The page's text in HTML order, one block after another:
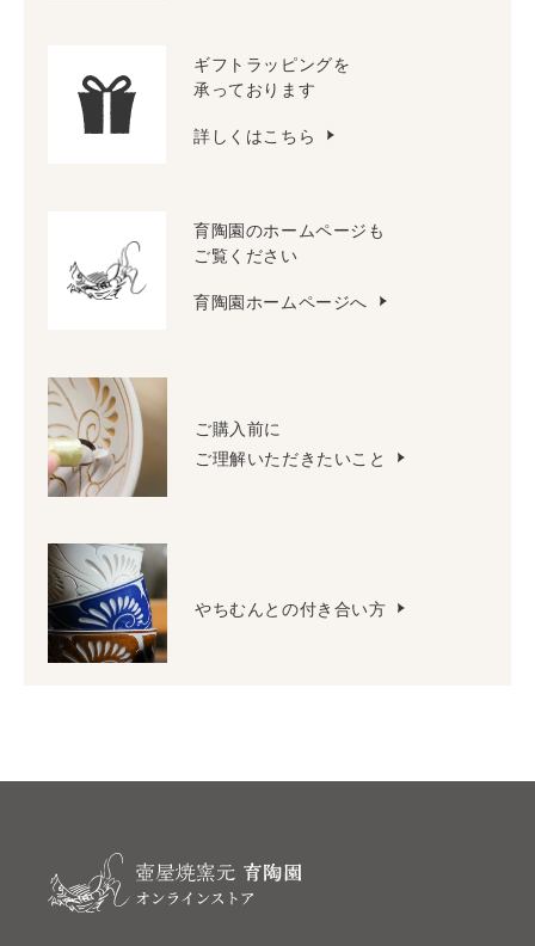
ギフトラッピングを
承っております
詳しくはこちら
育陶園のホームページも
ご覧ください
育陶園ホームページへ
ご購入前に
ご理解いただきたいこと
やちむんとの付き合い方